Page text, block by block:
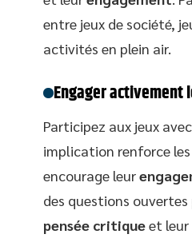
entre jeux de société,
activités en plein air.
Engager activement
Participez aux jeux
implication renforce
encourage leur
des questions
pensée critiqueet leur